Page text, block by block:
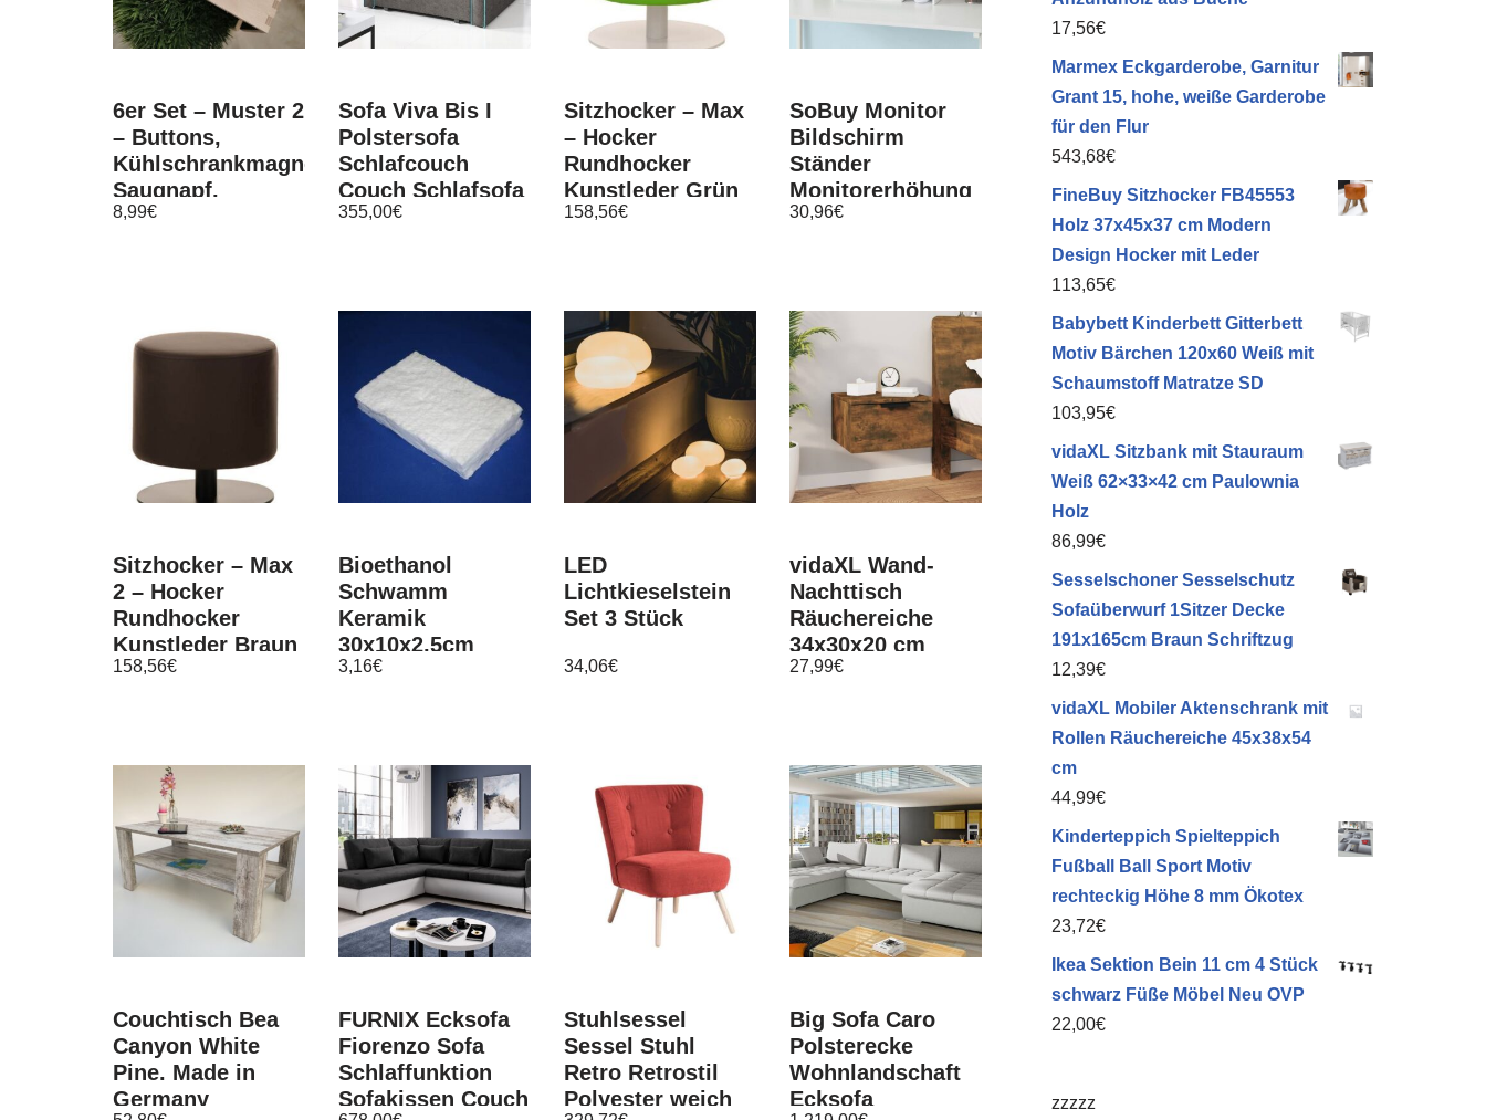
6er Set – Muster 2
– Buttons,
Kühlschrankmagnete,
Saugnapf,
Kleidermagnet
8,99€
Sofa Viva Bis I
Polstersofa
Schlafcouch
Couch Schlafsofa
Bettkasten
355,00€
Sitzhocker – Max
– Hocker
Rundhocker
Kunstleder Grün
38×38 cm
158,56€
SoBuy Monitor
Bildschirm
Ständer
Monitorerhöhung
Bildschirmerhöher
30,96€
Sitzhocker – Max
2 – Hocker
Rundhocker
Kunstleder Braun
38×38 cm
158,56€
Bioethanol
Schwamm
Keramik
30x10x2,5cm
biolöslich
3,16€
LED
Lichtkieselstein
Set 3 Stück
34,06€
vidaXL Wand-
Nachttisch
Räuchereiche
34x30x20 cm
27,99€
Couchtisch Bea
Canyon White
Pine. Made in
Germany
FURNIX Ecksofa
Fiorenzo Sofa
Schlaffunktion
Sofakissen Couch
Stuhlsessel
Sessel Stuhl
Retro Retrostil
Polyester weich
Big Sofa Caro
Polsterecke
Wohnlandschaft
Ecksofa
17,56€
Marmex Eckgarderobe, Garnitur
Grant 15, hohe, weiße Garderobe
für den Flur
543,68€
FineBuy Sitzhocker FB45553
Holz 37x45x37 cm Modern
Design Hocker mit Leder
113,65€
Babybett Kinderbett Gitterbett
Motiv Bärchen 120x60 Weiß mit
Schaumstoff Matratze SD
103,95€
vidaXL Sitzbank mit Stauraum
Weiß 62×33×42 cm Paulownia
Holz
86,99€
Sesselschoner Sesselschutz
Sofaüberwurf 1Sitzer Decke
191x165cm Braun Schriftzug
12,39€
vidaXL Mobiler Aktenschrank mit
Rollen Räuchereiche 45x38x54
cm
44,99€
Kinderteppich Spielteppich
Fußball Ball Sport Motiv
rechteckig Höhe 8 mm Ökotex
23,72€
Ikea Sektion Bein 11 cm 4 Stück
schwarz Füße Möbel Neu OVP
22,00€
zzzzz